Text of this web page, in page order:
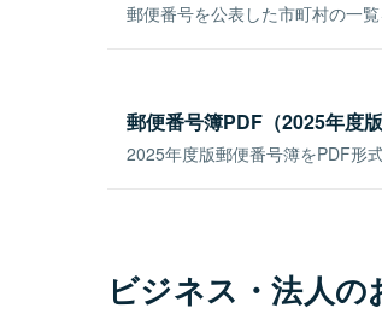
郵便番号を公表した市町村の一
郵便番号簿PDF（2025年度版
2025年度版郵便番号簿をPDF形
ビジネス・法人